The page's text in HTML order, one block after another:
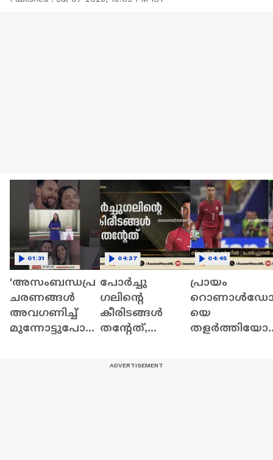
'അസംബന്ധപ്ര
ചരണങ്ങൾ
അവഗണിച്ച്
മുന്നോട്ടുപോ
01:31
പോർച്ചു​
ഗലിന്റെ
കീരിടങ്ങൾ
തന്റേത്,
04:37
പ്രായം
യെ
04:45